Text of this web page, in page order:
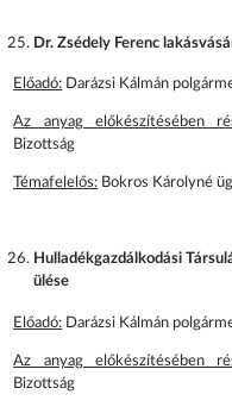
Dr. Zsédely Ferenc
Előadó: Darázsi Kálmán
Az anyag előkészítésében
Bizottság
Témafelelős: Bokros Károlyné
Hulladékgazdálkodási
ülése
Előadó: Darázsi Kálmán
Az anyag előkészítésében
Bizottság